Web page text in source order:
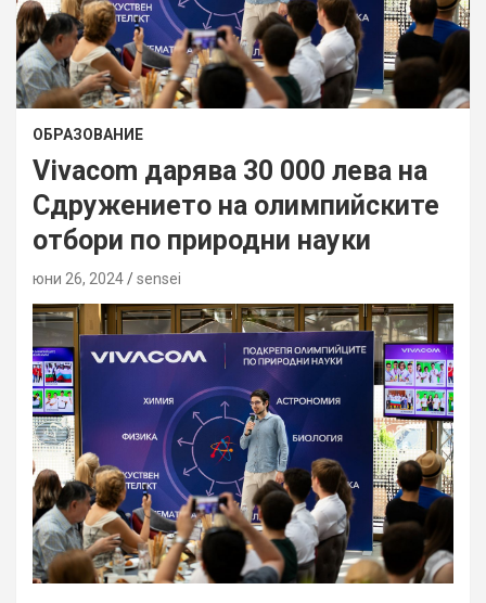
ОБРАЗОВАНИЕ
Vivacom дарява 30 000 лева на
Сдружението на олимпийските
отбори по природни науки
юни 26, 2024 sensei